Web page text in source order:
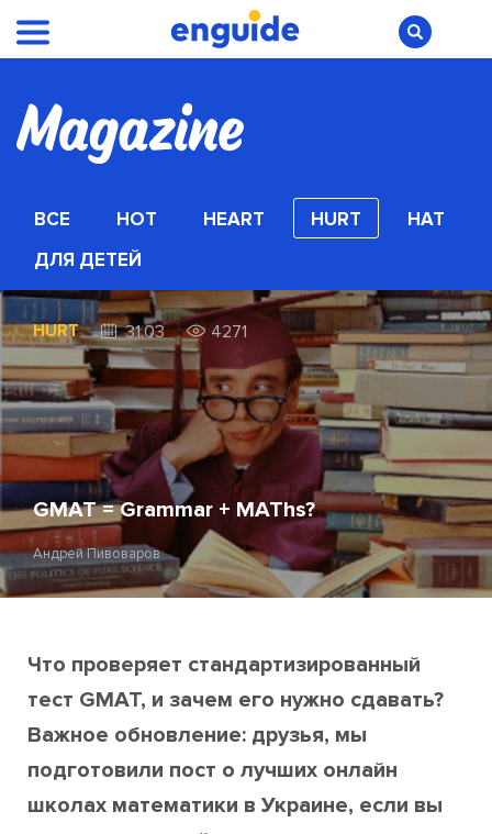
ВСЕ HOT HEART HURT
HAT
ДЛЯ ДЕТЕЙ
HURT 31.03 4271
GMAT = Grammar + MAThs?
Андрей Пивоваров
Что проверяет стандартизированный
тест GMAT, и зачем его нужно сдавать?
Важное обновление: друзья, мы
подготовили пост о лучших онлайн
школах математики в Украине, если вы